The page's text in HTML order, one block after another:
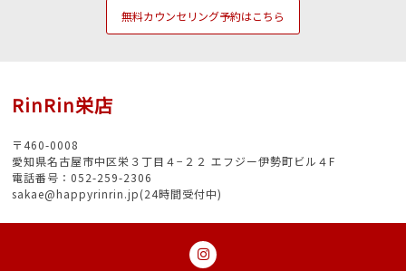
無料カウンセリング予約はこちら
RinRin栄店
〒460-0008
愛知県名古屋市中区栄３丁目４−２２ エフジー伊勢町ビル４F
電話番号：052-259-2306
sakae@happyrinrin.jp(24時間受付中)